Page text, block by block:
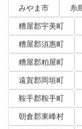
みやま市
糸
糟屋郡宇美町
糟屋郡須惠町
糟屋郡粕屋町
遠賀郡岡垣町
鞍手郡鞍手町
朝倉郡東峰村